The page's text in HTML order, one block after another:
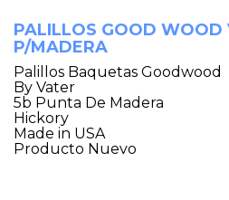
PALILLOS GOOD WOOD
P/MADERA
Palillos Baquetas Goodwood
By Vater
5b Punta De Madera
Hickory
Made in USA
Producto Nuevo